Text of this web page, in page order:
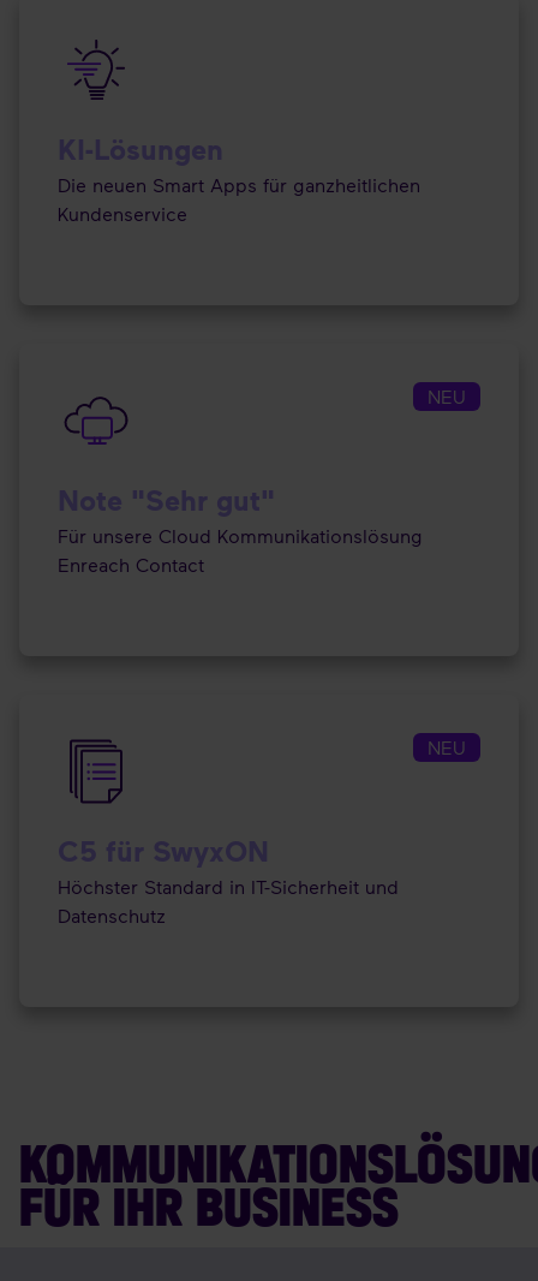
KI-Lösungen
Die neuen Smart Apps für ganzheitlichen
Kundenservice
NEU
Note "Sehr gut"
Für unsere Cloud Kommunikationslösung
Enreach Contact
NEU
C5 für SwyxON
Höchster Standard in IT-Sicherheit und
Datenschutz
FÜR IHR BUSINESS